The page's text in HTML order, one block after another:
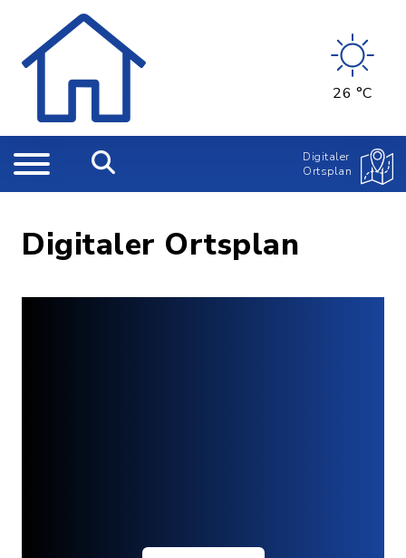
26 °C
Digitaler
Ortsplan
Digitaler Ortsplan